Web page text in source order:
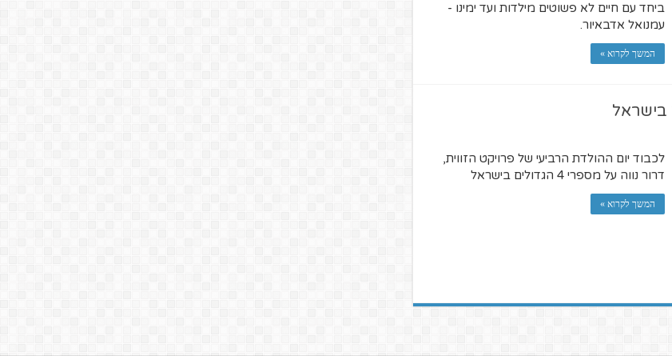
ביחד עם חיים לא פשוטים מילדות ועד ימינו -
עמנואל אדבאיור.
המשך לקרוא »
לכבוד יום ההולדת הרביעי של פרויקט הזווית,
דרור נווה על מספרי 4 הגדולים בישראל
המשך לקרוא »